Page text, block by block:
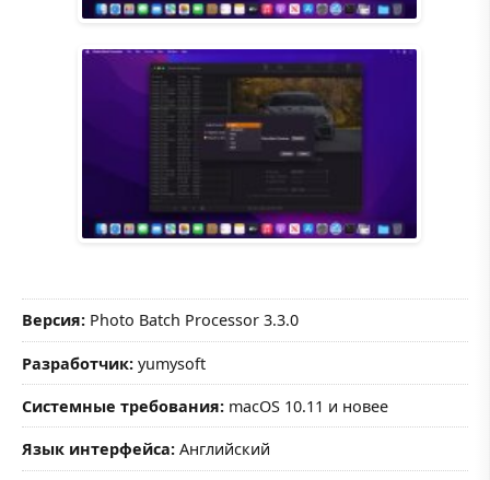
Версия: Photo Batch Processor 3.3.0
Разработчик: yumysoft
Системные требования: macOS 10.11 и новее
Язык интерфейса: Английский